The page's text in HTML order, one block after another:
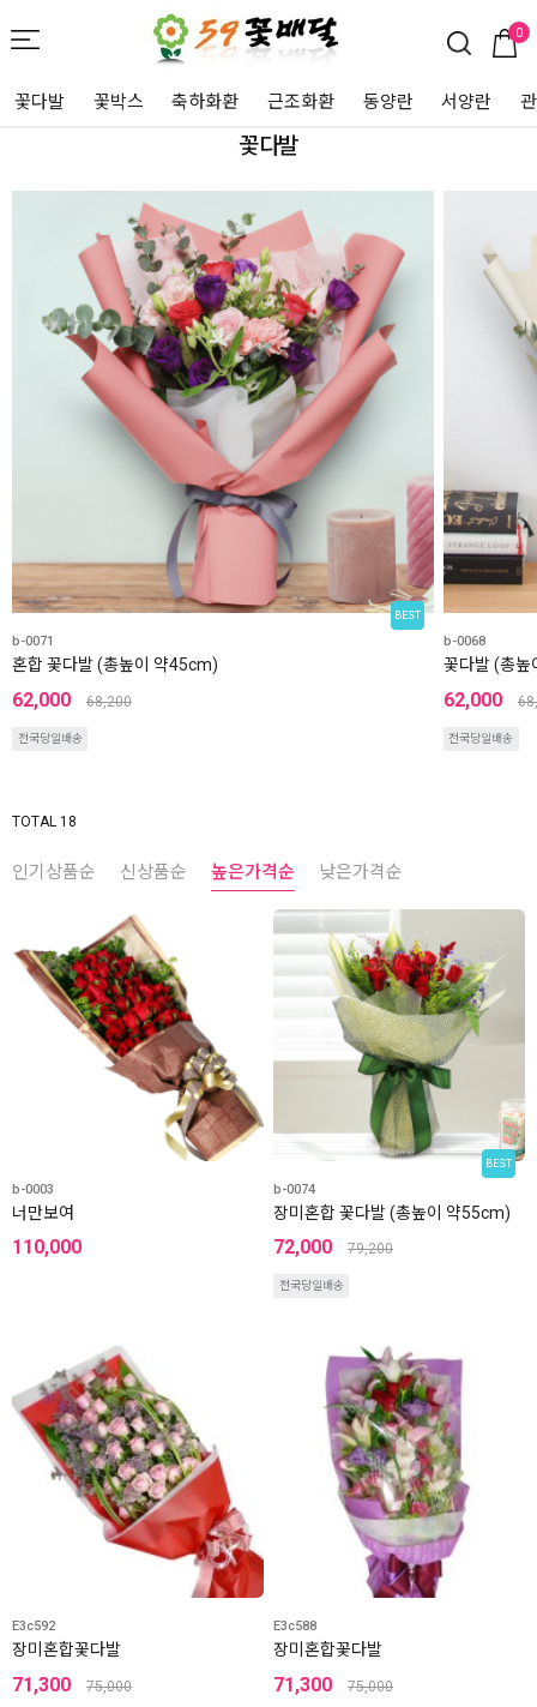
0
꽃다발 꽃박스 축하화환 근조화환 동양란 서양란
꽃다발
BEST
b-0071
혼합 꽃다발 (총높이 약45cm)
62,000 68,200
전국당일배송
b-0068
꽃다발 (총
62,000
전국당일배송
TOTAL 18
인기상품순 신상품순 높은가격순 낮은가격순
b-0003
너만보여
110,000
BEST
b-0074
장미혼합 꽃다발 (총높이 약55cm)
72,000 79,200
전국당일배송
E3c592
장미혼합꽃다발
71,300 75,000
E3c588
장미혼합꽃다발
71,300 75,000